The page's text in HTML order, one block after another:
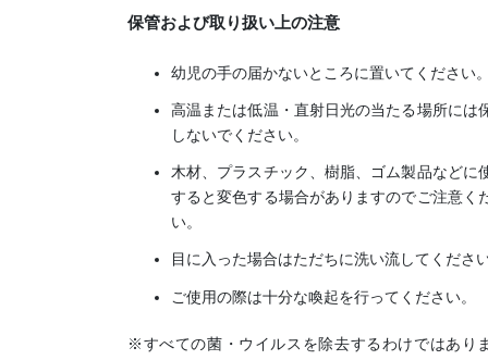
保管および取り扱い上の注意
幼児の手の届かないところに置いてください
高温または低温・直射日光の当たる場所には
しないでください。
木材、プラスチック、樹脂、ゴム製品などに
すると変色する場合がありますのでご注意く
い。
目に入った場合はただちに洗い流してくださ
ご使用の際は十分な喚起を行ってください。
※すべての菌・ウイルスを除去するわけではあり